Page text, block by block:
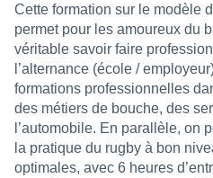
Cette formation sur le modèle
permet pour les amoureux du
véritable savoir faire
l’alternance (école /
formations professionnelles
des métiers de bouche, des
l’automobile. En parallèle, on
la pratique du rugby à bon
optimales, avec 6 heures